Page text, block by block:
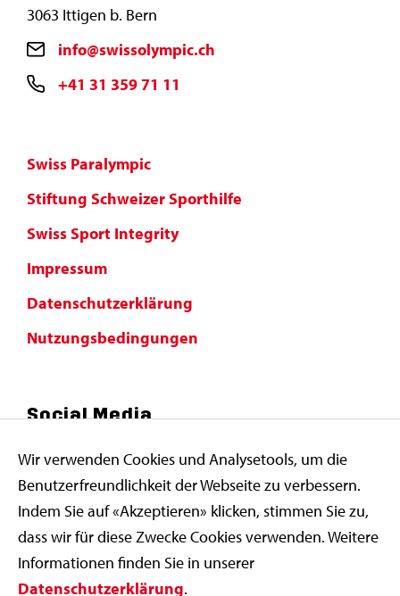
3063 Ittigen b. Bern
info@swissolympic.ch
+41 31 359 71 11
Swiss Paralympic
Stiftung Schweizer Sporthilfe
Swiss Sport Integrity
Impressum
Datenschutzerklärung
Nutzungsbedingungen
Social Media
Wir verwenden Cookies und Analysetools, um die
Benutzerfreundlichkeit der Webseite zu verbessern.
Indem Sie auf «Akzeptieren» klicken, stimmen Sie zu,
dass wir für diese Zwecke Cookies verwenden. Weitere
Informationen finden Sie in unserer
Datenschutzerklärung.